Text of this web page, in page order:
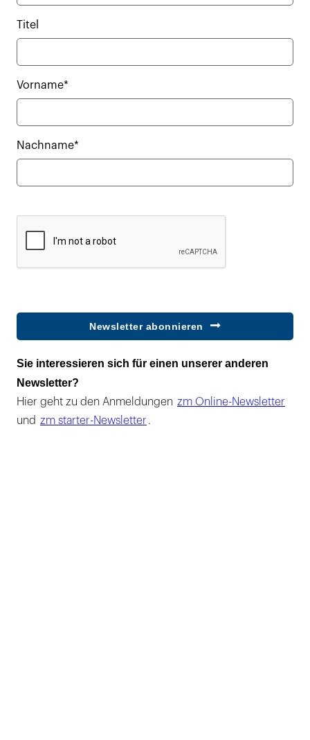
Titel
Vorname*
Nachname*
Newsletter abonnieren
Sie interessieren sich für einen unserer anderen
Newsletter?
Hier geht zu den Anmeldungen zm Online-Newsletter
und zm starter-Newsletter .